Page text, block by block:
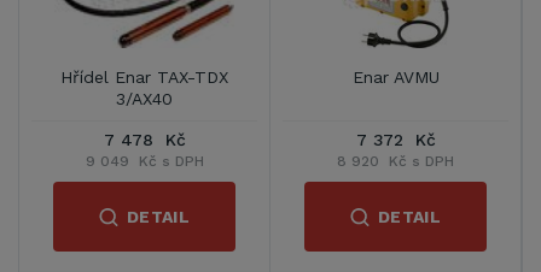
Hřídel Enar TAX-TDX
3/AX40
7 478 Kč
9 049 Kč s DPH
DETAIL
Enar AVMU
7 372 Kč
8 920 Kč s DPH
DETAIL